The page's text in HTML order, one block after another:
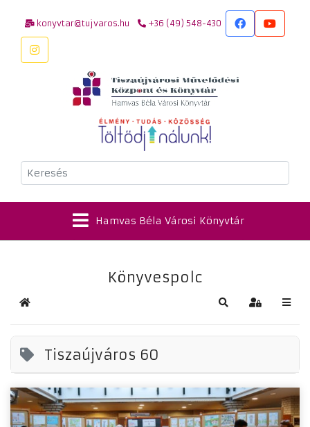
konyvtar@tujvaros.hu +36 (49) 548-430
Keresés
Hamvas Béla Városi Könyvtár
Könyvespolc
Kezdőlap Keresés
Tiszaújváros 60